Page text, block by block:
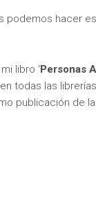
podemos hacer
libro ‘Personas
todas las
publicación de la